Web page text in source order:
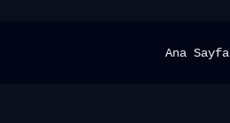
Ana Sayfa